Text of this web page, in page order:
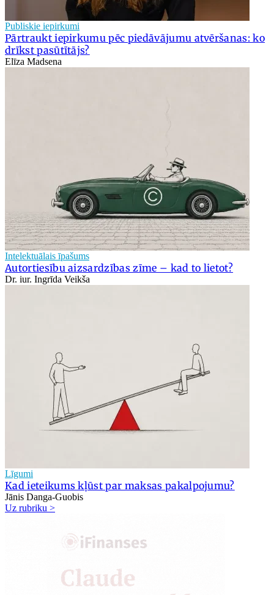
Publiskie iepirkumi
Pārtraukt iepirkumu pēc piedāvājumu atvēršanas: ko
drīkst pasūtītājs?
Elīza Madsena
Intelektuālais īpašums
Autortiesību aizsardzības zīme – kad to lietot?
Dr. iur. Ingrīda Veikša
Līgumi
Kad ieteikums kļūst par maksas pakalpojumu?
Jānis Danga-Guobis
Uz rubriku >